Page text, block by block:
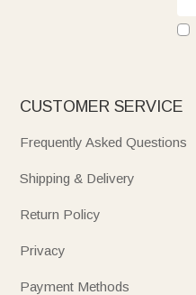
CUSTOMER SERVICE
Frequently Asked Questions
Shipping & Delivery
Return Policy
Privacy
Payment Methods